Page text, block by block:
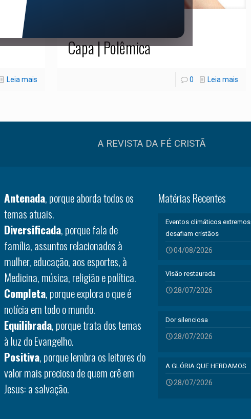
Leia mais
Capa | Polêmica
0 Leia mais
A REVISTA DA FÉ CRISTÃ
Antenada, porque aborda todos os
temas atuais.
Diversificada, porque fala de
família, assuntos relacionados à
mulher, educação, aos esportes, à
Medicina, música, religião e política.
Completa, porque explora o que é
notícia em todo o mundo.
Equilibrada, porque trata dos temas
à luz do Evangelho.
Positiva, porque lembra os leitores do
valor mais precioso de quem crê em
Jesus: a salvação.
Matérias Recentes
Eventos climáticos extremos
desafiam cristãos
04/08/2026
Visão restaurada
28/07/2026
Dor silenciosa
28/07/2026
A GLÓRIA QUE HERDAMOS
28/07/2026